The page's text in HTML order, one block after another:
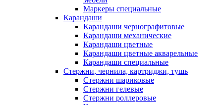
Маркеры специальные
Карандаши
Карандаши чернографитовые
Карандаши механические
Карандаши цветные
Карандаши цветные акварельные
Карандаши специальные
Стержни, чернила, картриджи, тушь
Стержни шариковые
Стержни гелевые
Стержни роллеровые